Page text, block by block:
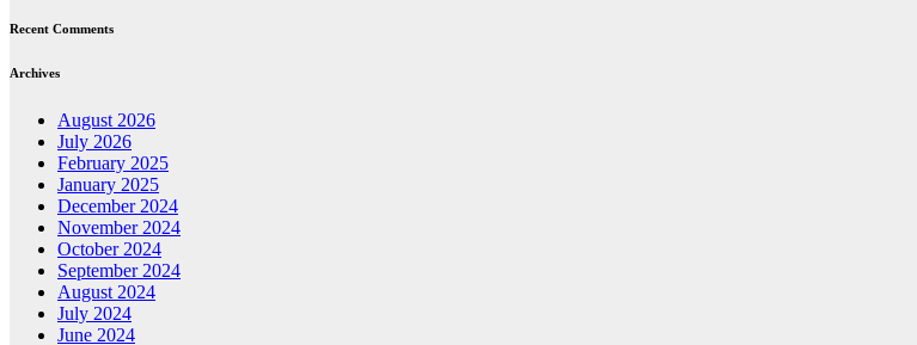
Recent Comments
Archives
August 2026
July 2026
February 2025
January 2025
December 2024
November 2024
October 2024
September 2024
August 2024
July 2024
June 2024